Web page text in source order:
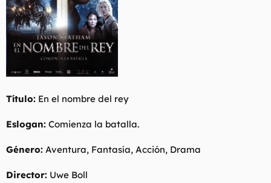
Título: En el nombre del rey
Eslogan: Comienza la batalla.
Género: Aventura, Fantasía, Acción, Drama
Director: Uwe Boll